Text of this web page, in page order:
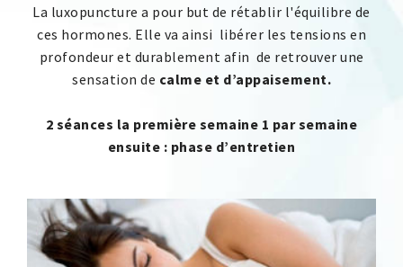
La luxopuncture a pour but de rétablir l'équilibre de
ces hormones. Elle va ainsi libérer les tensions en
profondeur et durablement afin de retrouver une
sensation de calme et d’appaisement.
2 séances la première semaine 1 par semaine
ensuite : phase d’entretien